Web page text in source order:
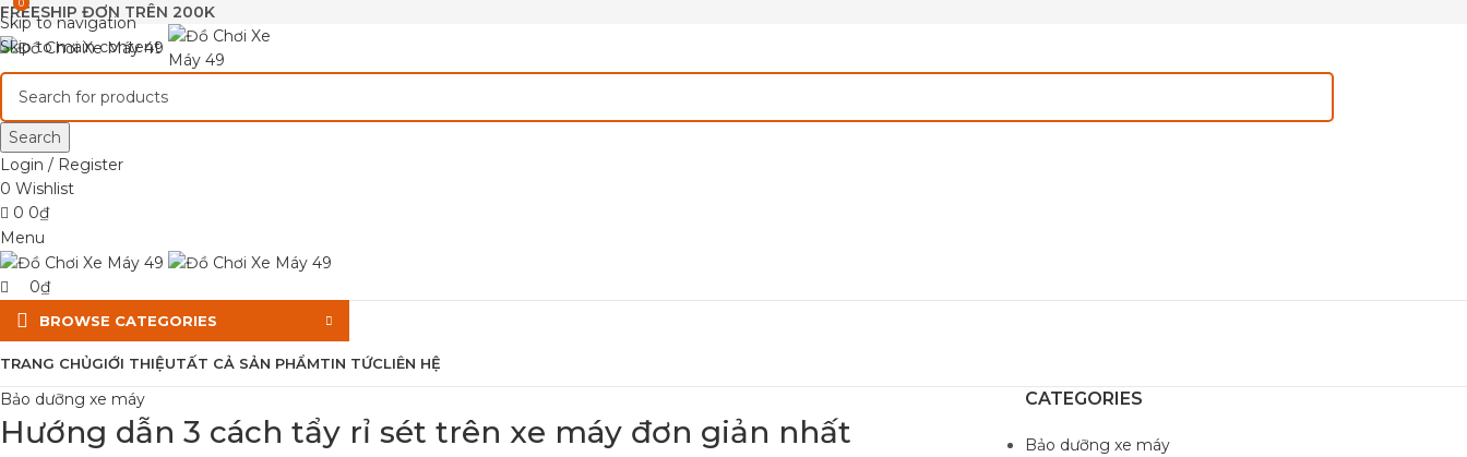
Skip to navigation
Skip to main content
FREESHIP ĐƠN TRÊN 200K
Search
Login / Register
0 Wishlist
0 0₫
Menu
0
0₫
BROWSE CATEGORIES
TRANG CHỦGIỚI THIỆUTẤT CẢ SẢN PHẨMTIN TỨCLIÊN HỆ
Bảo dưỡng xe máy
Hướng dẫn 3 cách tẩy rỉ sét trên xe máy đơn giản nhất
CATEGORIES
Bảo dưỡng xe máy
0